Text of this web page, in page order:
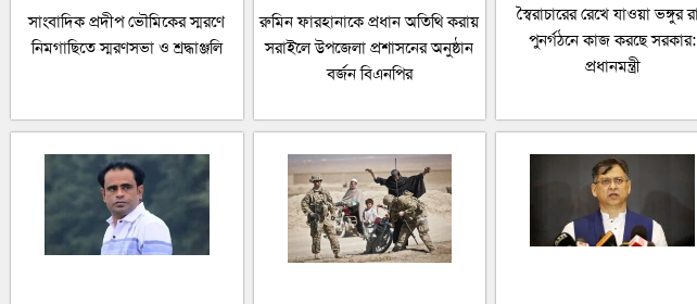
সাংবাদিক প্রদীপ ভৌমিকের স্মরণে
নিমগাছিতে স্মরণসভা ও শ্রদ্ধাঞ্জলি
রুমিন ফারহানাকে প্রধান অতিথি করায়
সরাইলে উপজেলা প্রশাসনের অনুষ্ঠান
বর্জন বিএনপির
স্বৈরাচারের রেখে যাওয়া ভঙ্গুর
পুনর্গঠনে কাজ করছে সরকার:
প্রধানমন্ত্রী